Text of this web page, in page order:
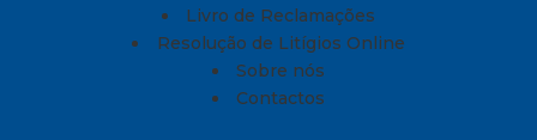
Livro de Reclamações
Resolução de Litígios Online
Sobre nós
Contactos